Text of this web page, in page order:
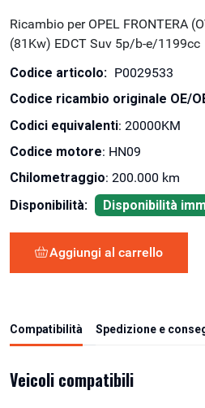
Ricambio per OPEL FRONTERA
(81Kw) EDCT Suv 5p/b-e/1199cc
Codice articolo: P0029533
Codice ricambio originale OE/
Codici equivalenti: 20000KM
Codice motore: HN09
Chilometraggio: 200.000 km
Disponibilità:
Disponibilità
Aggiungi al carrello
Compatibilità Spedizione e
Veicoli compatibili